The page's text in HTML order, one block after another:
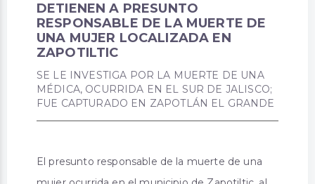
DETIENEN A PRESUNTO
RESPONSABLE DE LA MUERTE DE
UNA MUJER LOCALIZADA EN
ZAPOTILTIC
SE LE INVESTIGA POR LA MUERTE DE UNA
MÉDICA, OCURRIDA EN EL SUR DE JALISCO;
FUE CAPTURADO EN ZAPOTLÁN EL GRANDE
El presunto responsable de la muerte de una